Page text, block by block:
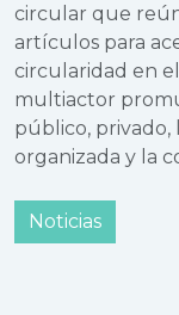
circular que
artículos para
circularidad en
multiactor
público, privado,
organizada y la
Noticias